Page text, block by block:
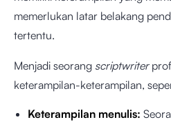
memerlukan latar belakang
tertentu.
Menjadi seorang scriptwriter
keterampilan-keterampilan,
Keterampilan menulis: